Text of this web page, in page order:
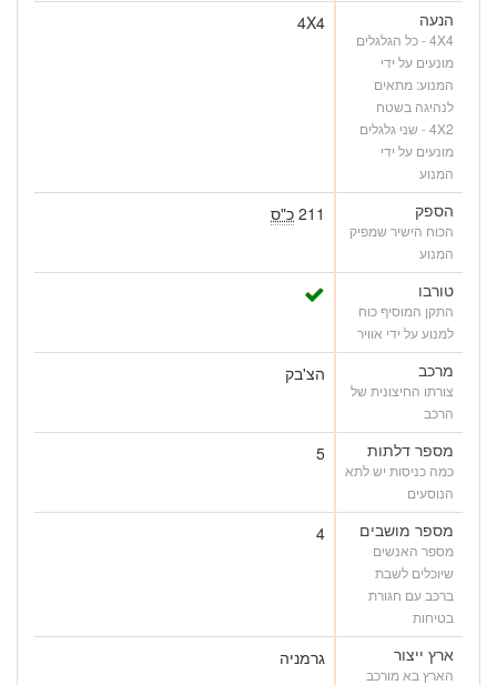
הנעה
4X4 - כל הגלגלים
מונעים על ידי
המנוע: מתאים
לנהיגה בשטח
4X2 - שני גלגלים
מונעים על ידי
המנוע
4X4
הספק
הכוח הישיר שמפיק
המנוע
211 כ"ס
טורבו
התקן המוסיף כוח
למנוע על ידי אוויר
מרכב
צורתו החיצונית של
הרכב
הצ'בק
מספר דלתות
כמה כניסות יש לתא
הנוסעים
5
מספר מושבים
מספר האנשים
שיוכלים לשבת
ברכב עם חגורת
בטיחות
4
ארץ ייצור
הארץ בא מורכב
גרמניה